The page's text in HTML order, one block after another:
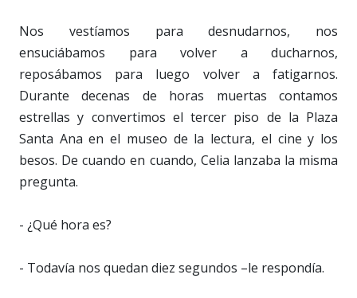
Nos vestíamos para desnudarnos, nos
ensuciábamos para volver a ducharnos,
reposábamos para luego volver a fatigarnos.
Durante decenas de horas muertas contamos
estrellas y convertimos el tercer piso de la Plaza
Santa Ana en el museo de la lectura, el cine y los
besos. De cuando en cuando, Celia lanzaba la misma
pregunta.
- ¿Qué hora es?
- Todavía nos quedan diez segundos –le respondía.